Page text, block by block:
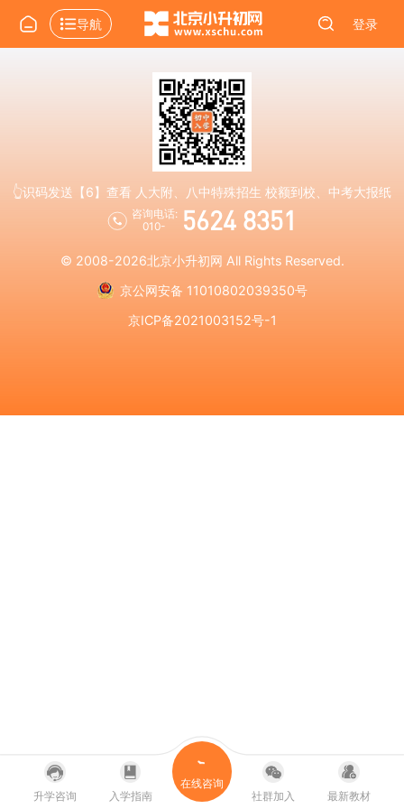
导航 登录
👆识码发送【6】查看 人大附、八中特殊招生 校额到校、中考大报纸
咨询电话:
010-
5624 8351
© 2008-2026北京小升初网 All Rights Reserved.
京公网安备 11010802039350号
京ICP备2021003152号-1
升学咨询 入学指南
在线咨询
社群加入
最新教材